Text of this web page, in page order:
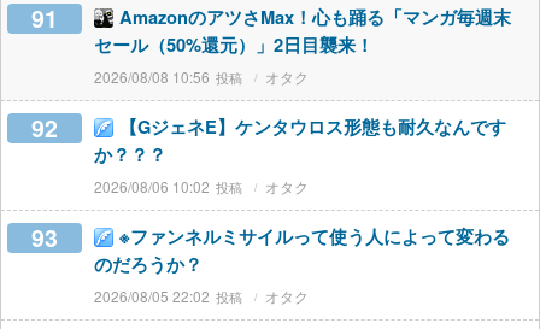
91
AmazonのアツさMax！心も踊る「マンガ毎週末
セール（50%還元）」2日目襲来！
2026/08/08 10:56 オタク
92
【GジェネE】ケンタウロス形態も耐久なんです
か？？？
2026/08/06 10:02 オタク
93
※ファンネルミサイルって使う人によって変わる
のだろうか？
2026/08/05 22:02 オタク